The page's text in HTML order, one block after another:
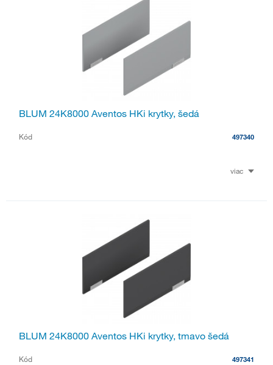
BLUM 24K8000 Aventos HKi krytky, šedá
Kód 497340
viac
BLUM 24K8000 Aventos HKi krytky, tmavo šedá
Kód 497341